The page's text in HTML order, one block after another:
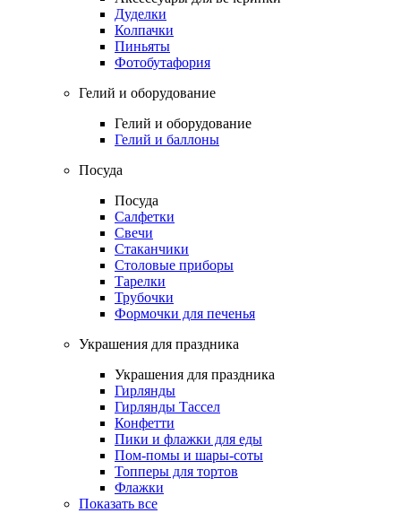
Дуделки
Колпачки
Пиньяты
Фотобутафория
Гелий и оборудование
Гелий и оборудование
Гелий и баллоны
Посуда
Посуда
Салфетки
Свечи
Стаканчики
Столовые приборы
Тарелки
Трубочки
Формочки для печенья
Украшения для праздника
Украшения для праздника
Гирлянды
Гирлянды Тассел
Конфетти
Пики и флажки для еды
Пом-помы и шары-соты
Топперы для тортов
Флажки
Показать все